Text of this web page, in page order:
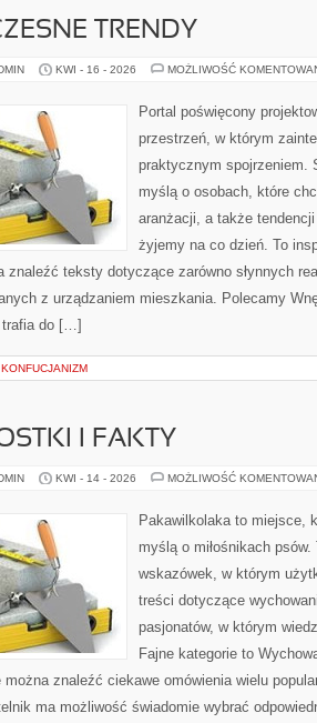
TRENDY
KWI - 16 - 2026 MOŻLIWOŚĆ
Portal poświęcony
przestrzeń, w którym
praktycznym spojrzeniem.
myślą o osobach, które
aranżacji, a także
żyjemy na co dzień. To
znaleźć teksty dotyczące zarówno słynnych
z urządzaniem mieszkania. Polecamy
trafia do […]
KONFUCJANIZM
I FAKTY
KWI - 14 - 2026 MOŻLIWOŚĆ
Pakawilkolaka to miejsce,
myślą o miłośnikach
wskazówek, w którym
treści dotyczące
pasjonatów, w którym
Fajne kategorie to
można znaleźć ciekawe omówienia wielu
ma możliwość świadomie wybrać